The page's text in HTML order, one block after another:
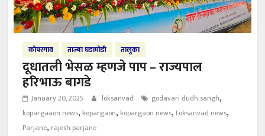
कोपरगाव ताज्या घडामोडी तालुका
दूधातली भेसळ म्हणजे पाप – राज्यपाल
हरिभाऊ बागडे
January 20, 2025 loksanvad godavari dudh sangh,
kopargaaon news, kopargaon, kopargaon news, Loksanvad news,
Parjane, rajesh parjane